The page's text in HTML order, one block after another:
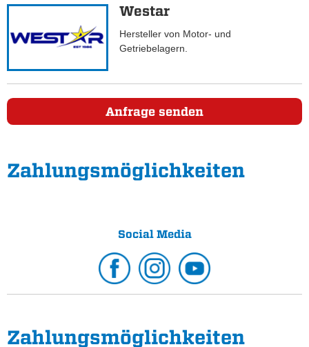
Westar
Hersteller von Motor- und
Getriebelagern.
Anfrage senden
Zahlungs­möglichkeiten
Social Media
Zahlungs­möglichkeiten